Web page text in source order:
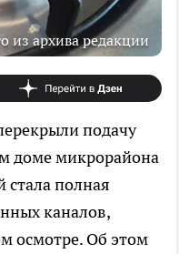
из архива редакции
подачу
доме микрорайона
полная
каналов,
осмотре. Об этом